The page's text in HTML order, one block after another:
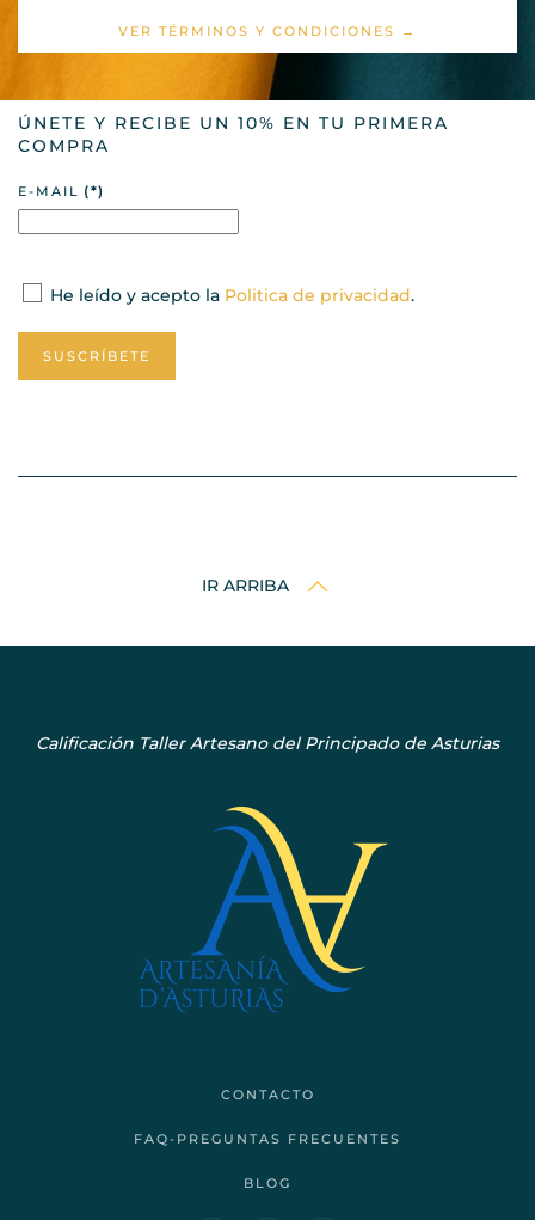
VER TÉRMINOS Y CONDICIONES →
ÚNETE Y RECIBE UN 10% EN TU PRIMERA
COMPRA
E-MAIL (*)
He leído y acepto la Politica de privacidad.
SUSCRÍBETE
IR ARRIBA
Calificación Taller Artesano del Principado de Asturias
CONTACTO
FAQ-PREGUNTAS FRECUENTES
BLOG